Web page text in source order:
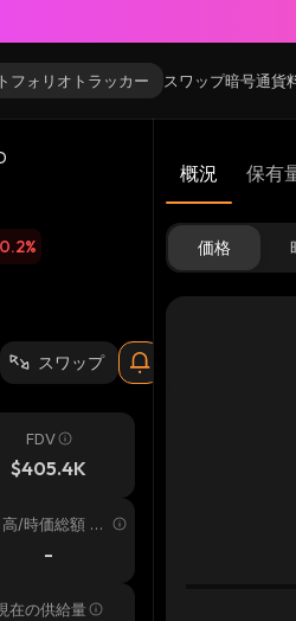
フォリオトラッカー スワップ暗号通貨
0.2%
スワップ
FDV
$405.4K
/時価総額 24
-
在の供給量
概況 保有
価格